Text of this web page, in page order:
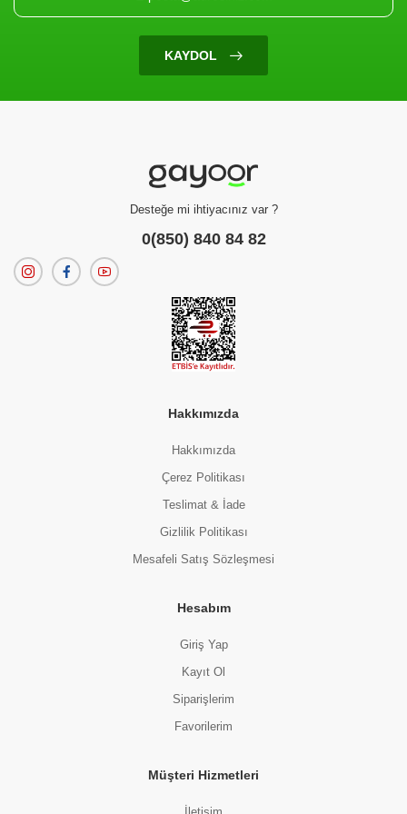
Filtrenize Uygun
Ürün Bulunamadı
KAYDOL
Desteğe mi ihtiyacınız var ?
0(850) 840 84 82
Hakkımızda
Hakkımızda
Çerez Politikası
Teslimat & İade
Gizlilik Politikası
Mesafeli Satış Sözleşmesi
Hesabım
Giriş Yap
Kayıt Ol
Siparişlerim
Favorilerim
Müşteri Hizmetleri